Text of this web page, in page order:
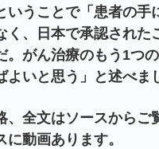
いうことで「患者の手
く、日本で承認された
。がん治療のもう1つ
よいと思う」と述べま
全文はソースからご
動画あります。